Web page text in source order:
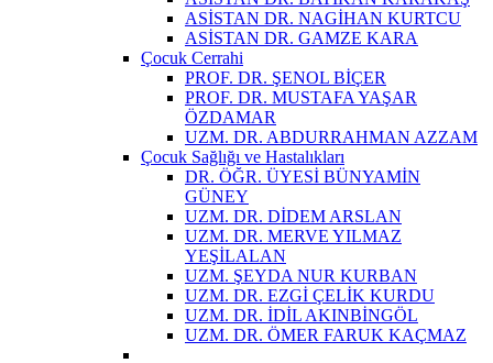
ASİSTAN DR. NAGİHAN KURTCU
ASİSTAN DR. GAMZE KARA
Çocuk Cerrahi
PROF. DR. ŞENOL BİÇER
PROF. DR. MUSTAFA YAŞAR
ÖZDAMAR
UZM. DR. ABDURRAHMAN AZZAM
Çocuk Sağlığı ve Hastalıkları
DR. ÖĞR. ÜYESİ BÜNYAMİN
GÜNEY
UZM. DR. DİDEM ARSLAN
UZM. DR. MERVE YILMAZ
YEŞİLALAN
UZM. ŞEYDA NUR KURBAN
UZM. DR. EZGİ ÇELİK KURDU
UZM. DR. İDİL AKINBİNGÖL
UZM. DR. ÖMER FARUK KAÇMAZ